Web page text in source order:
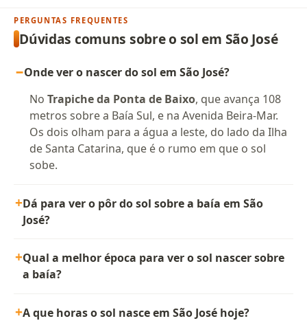
PERGUNTAS FREQUENTES
Dúvidas comuns sobre o sol em São José
Onde ver o nascer do sol em São José?
No Trapiche da Ponta de Baixo, que avança 108
metros sobre a Baía Sul, e na Avenida Beira-Mar.
Os dois olham para a água a leste, do lado da Ilha
de Santa Catarina, que é o rumo em que o sol
sobe.
Dá para ver o pôr do sol sobre a baía em São
José?
Qual a melhor época para ver o sol nascer sobre
a baía?
A que horas o sol nasce em São José hoje?